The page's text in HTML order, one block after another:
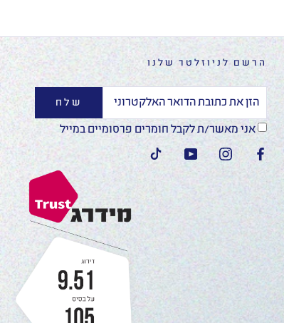
הרשם לניוזלטר שלנו
שלח
אני מאשר/ת לקבל חומרים פרסומיים במייל